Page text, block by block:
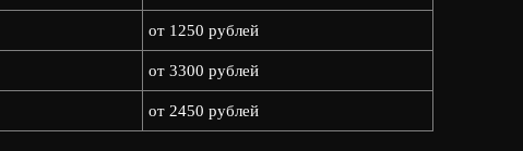
от 1250 рублей
от 3300 рублей
от 2450 рублей